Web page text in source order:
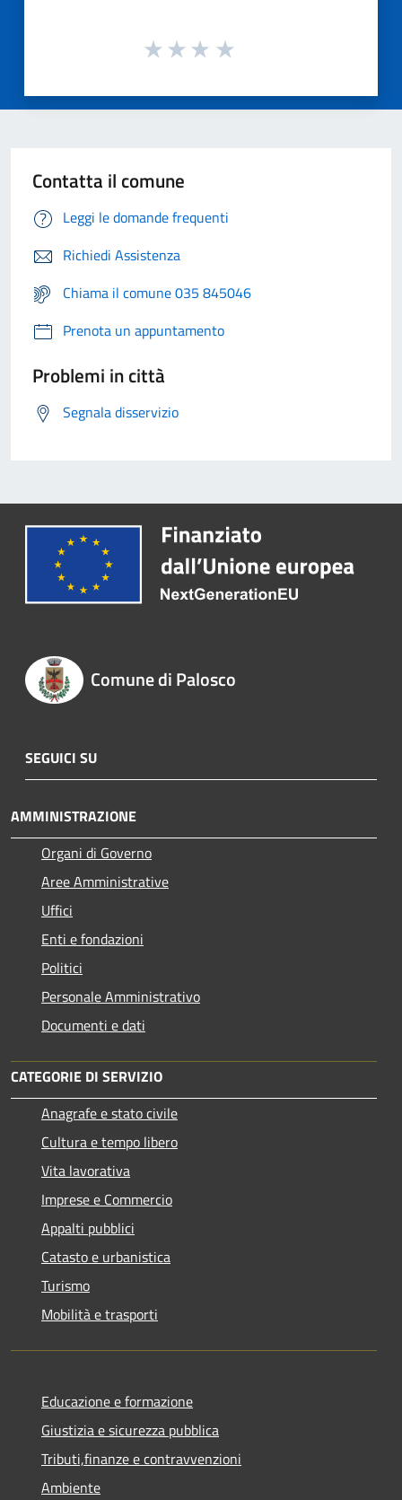
Contatta il comune
Leggi le domande frequenti
Richiedi Assistenza
Chiama il comune 035 845046
Prenota un appuntamento
Problemi in città
Segnala disservizio
Comune di Palosco
SEGUICI SU
AMMINISTRAZIONE
Organi di Governo
Aree Amministrative
Uffici
Enti e fondazioni
Politici
Personale Amministrativo
Documenti e dati
CATEGORIE DI SERVIZIO
Anagrafe e stato civile
Cultura e tempo libero
Vita lavorativa
Imprese e Commercio
Appalti pubblici
Catasto e urbanistica
Turismo
Mobilità e trasporti
Educazione e formazione
Giustizia e sicurezza pubblica
Tributi,finanze e contravvenzioni
Ambiente